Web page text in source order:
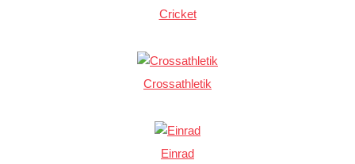
Cricket
Crossathletik
Einrad